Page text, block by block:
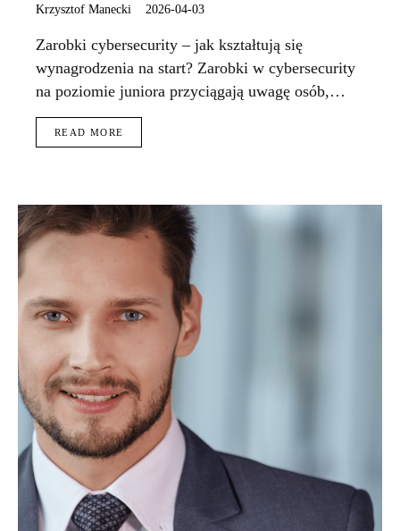
Krzysztof Manecki 2026-04-03
Zarobki cybersecurity – jak kształtują się
wynagrodzenia na start? Zarobki w cybersecurity
na poziomie juniora przyciągają uwagę osób,…
READ MORE